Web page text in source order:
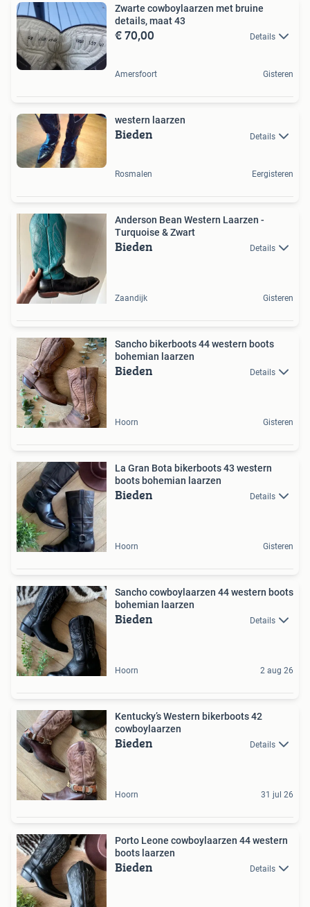
Zwarte cowboylaarzen met bruine
details, maat 43
€ 70,00 Details
Amersfoort Gisteren
western laarzen
Bieden Details
Rosmalen Eergisteren
Anderson Bean Western Laarzen -
Turquoise & Zwart
Bieden Details
Zaandijk Gisteren
Sancho bikerboots 44 western boots
bohemian laarzen
Bieden Details
Hoorn Gisteren
La Gran Bota bikerboots 43 western
boots bohemian laarzen
Bieden Details
Hoorn Gisteren
Sancho cowboylaarzen 44 western boots
bohemian laarzen
Bieden Details
Hoorn 2 aug 26
Kentucky’s Western bikerboots 42
cowboylaarzen
Bieden Details
Hoorn 31 jul 26
Porto Leone cowboylaarzen 44 western
boots laarzen
Bieden Details